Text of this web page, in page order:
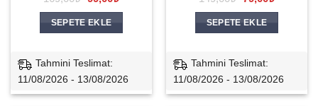
fiyat:
169,00₺.
SEPETE EKLE
Tahmini Teslimat:
11/08/2026 - 13/08/2026
fiyat:
149,00₺.
SEPETE EKLE
Tahmini Teslimat:
11/08/2026 - 13/08/2026